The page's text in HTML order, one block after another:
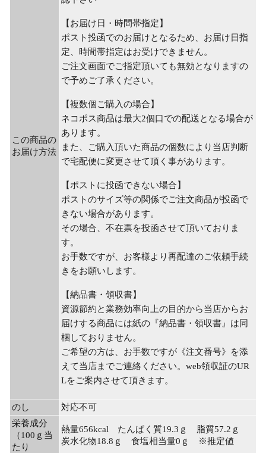
この商品の
お届け方法
【お届け日・時間帯指定】
ポスト投函でのお届けとなるため、お届け日指
定、時間帯指定はお受けできません。
ご注文画面でご指定頂いても無効となりますの
で予めご了承ください。
【複数個ご購入の場合】
ネコポス商品は最大2個口での配送となる場合が
あります。
また、ご購入頂いた商品の個数により当店判断
で宅配便に変更させて頂く事があります。
【ポストに投函できない場合】
ポストのサイズ等の関係でご注文商品が投函で
きない場合があります。
その場合、不在票を投函させて頂いておりま
す。
お手数ですが、お客様より再配達のご依頼手続
きをお願いします。
【納品書・領収書】
資源節約と業務効率向上の目的から当店からお
届けする商品には紙の『納品書・領収書』は同
梱しておりません。
ご希望の方は、お手数ですが《注文番号》を添
えて当店までご連絡ください。web領収証のUR
Lをご案内させて頂きます。
のし
対応不可
栄養成分
（100ｇ当
たり
熱量656kcal たんぱく質19.3ｇ 脂質57.2ｇ
炭水化物18.8ｇ 食塩相当量0ｇ ※推定値